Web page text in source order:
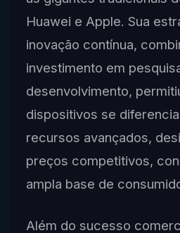
Huawei e Apple. Sua
inovação contínua,
investimento em
desenvolvimento,
dispositivos se
recursos avançados,
preços competitivos,
ampla base de
Além do sucesso